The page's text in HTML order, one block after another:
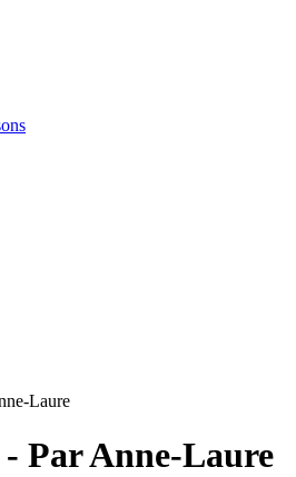
Laure
- Par Anne-Laure